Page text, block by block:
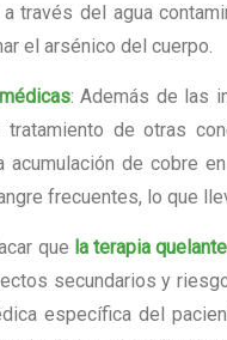
través del agua
el arsénico del cuerpo.
: Además de las
de otras
acumulación de cobre
frecuentes, lo que
que la terapia
secundarios y
específica del